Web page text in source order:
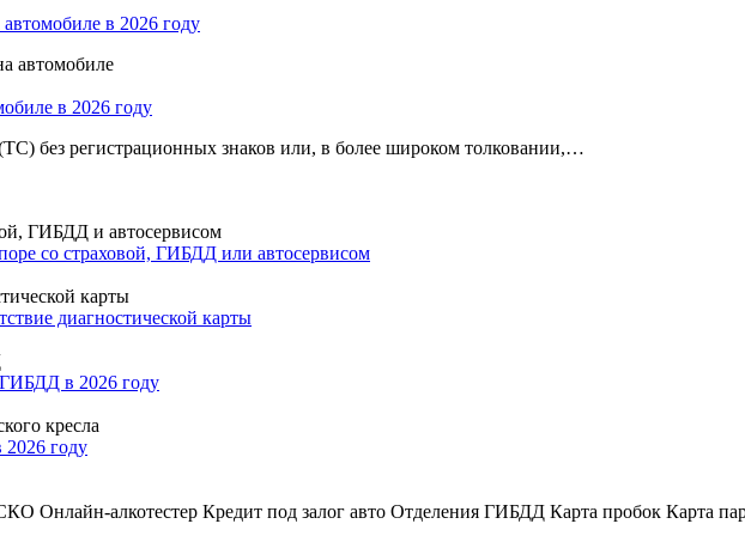
в 2026 году
в 2026 году
без регистрационных знаков или, в более широком толковании,…
со страховой, ГИБДД или автосервисом
диагностической карты
в 2026 году
2026 году
Онлайн-алкотестер Кредит под залог авто Отделения ГИБДД Карта пробок Карта